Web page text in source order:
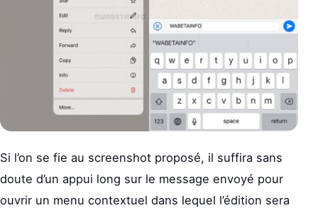
Si l’on se fie au screenshot proposé, il suffira sans
doute d’un appui long sur le message envoyé pour
ouvrir un menu contextuel dans lequel l’édition sera